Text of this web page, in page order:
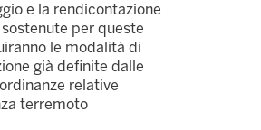
e la rendicontazione
per queste
le modalità di
già definite dalle
relative
terremoto